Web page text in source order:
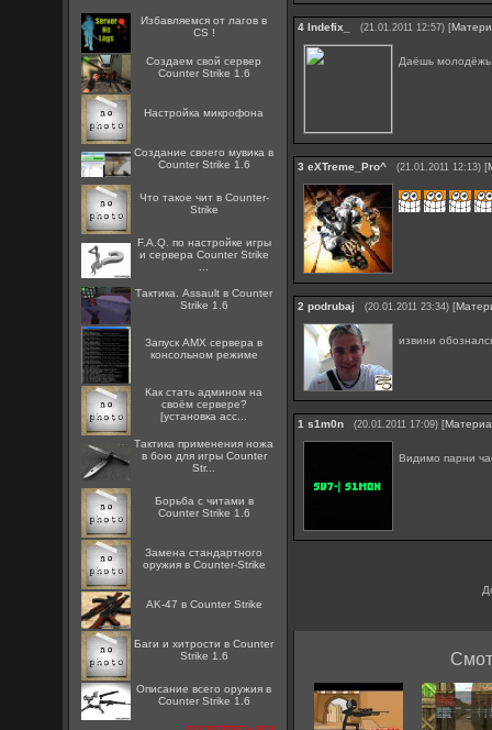
Избавляемся от лагов в
CS !
Создаем свой сервер
Counter Strike 1.6
Настройка микрофона
Создание своего мувика в
Counter Strike 1.6
Что такое чит в Counter-
Strike
F.A.Q. по настройке игры
и сервера Counter Strike
Тактика. Assault в Counter
Strike 1.6
Запуск AMX сервера в
консольном режиме
Как стать админом на
своём сервере?
[установка acc...
Тактика применения ножа
в бою для игры Counter
Str...
Борьба с читами в
Counter Strike 1.6
Замена стандартного
оружия в Counter-Strike
AK-47 в Counter Strike
Баги и хитрости в Counter
Strike 1.6
Описание всего оружия в
Counter Strike 1.6
4 Indefix_ (21.01.2011 12:57) [
Даёшь
3 eXTreme_Pro^ (21.01.2011 12:13) [
2 podrubaj (20.01.2011 23:34) [
извини
1 s1m0n (20.01.2011 17:09) [
Видимо парни